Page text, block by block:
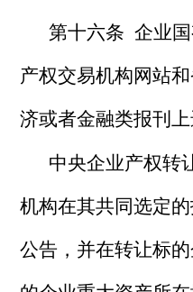
第十六条 企业
产权交易机构网站
济或者金融类报刊上
中央企业产权转
机构在其共同选定
公告，并在转让标